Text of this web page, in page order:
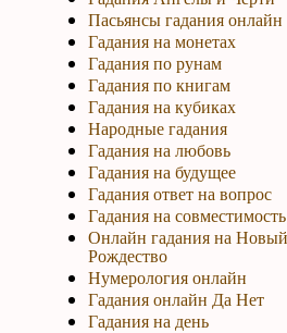
Пасьянсы гадания онлайн
Гадания на монетах
Гадания по рунам
Гадания по книгам
Гадания на кубиках
Народные гадания
Гадания на любовь
Гадания на будущее
Гадания ответ на вопрос
Гадания на совместимость
Онлайн гадания на
Рождество
Нумерология онлайн
Гадания онлайн Да Нет
Гадания на день